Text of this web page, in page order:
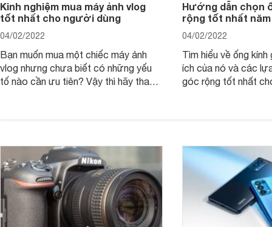
Kinh nghiệm mua máy ảnh vlog
tốt nhất cho người dùng
04/02/2022
Bạn muốn mua một chiếc máy ảnh
vlog nhưng chưa biết có những yếu
tố nào cần ưu tiên? Vậy thì hãy tham
Hướng dẫn chọn
rộng tốt nhất năm
04/02/2022
Tìm hiểu về ống
ích của nó và các
góc rộng tốt nhất